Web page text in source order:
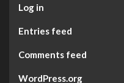
Log in
Entries feed
Comments feed
WordPress.org